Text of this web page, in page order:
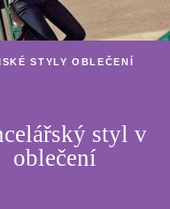
STYLY OBLEČENÍ
styl v
oblečení